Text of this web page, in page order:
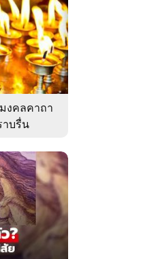
งคลคาถา
บรื่น